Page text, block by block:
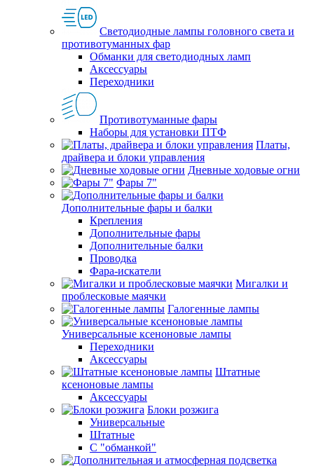
Светодиодные лампы головного света и
противотуманных фар
Обманки для светодиодных ламп
Аксессуары
Переходники
Противотуманные фары
Наборы для установки ПТФ
Платы,
драйвера и блоки управления
Дневные ходовые огни
Фары 7"
Дополнительные фары и балки
Крепления
Дополнительные фары
Дополнительные балки
Проводка
Фара-искатели
Мигалки и
проблесковые маячки
Галогенные лампы
Универсальные ксеноновые лампы
Переходники
Аксессуары
Штатные
ксеноновые лампы
Аксессуары
Блоки розжига
Универсальные
Штатные
С "обманкой"